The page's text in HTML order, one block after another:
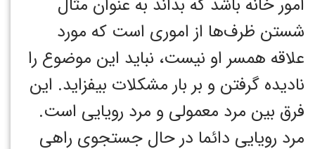
امور خانه باشد که بداند به عنوان مثال
شستن ظرف‌ها از اموری است که مورد
علاقه همسر او نیست، نباید این موضوع را
نادیده گرفتن و بر بار مشکلات بیفزاید. این
فرق بین مرد معمولی و مرد رویایی است.
مرد رویایی دائما در حال جستجوی راهی